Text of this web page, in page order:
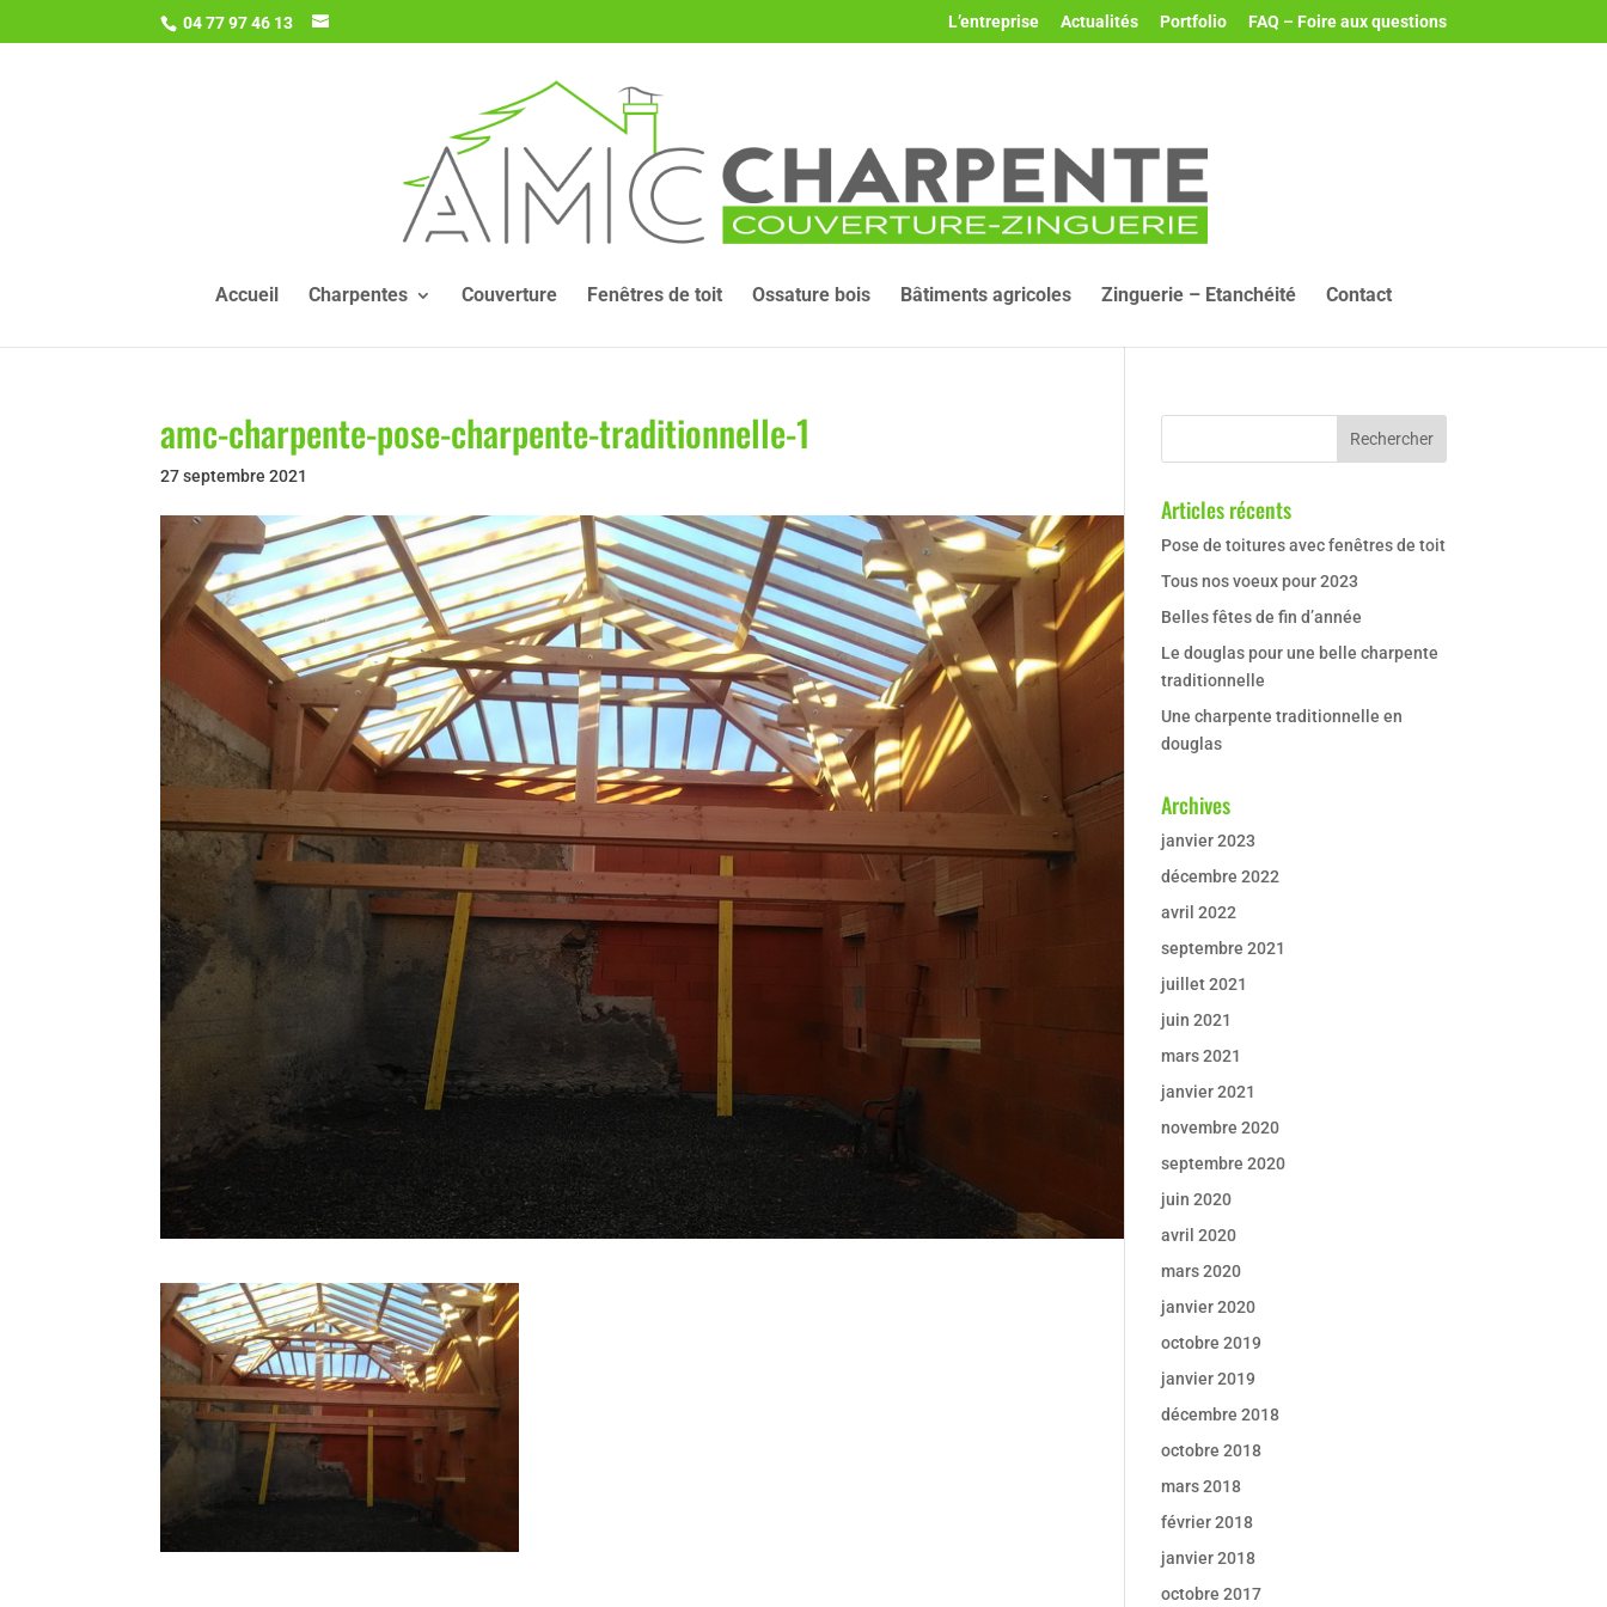
04 77 97 46 13 L’entreprise Actualités Portfolio FAQ – Foire aux questions
Accueil Charpentes Couverture Fenêtres de toit Ossature bois Bâtiments agricoles Zinguerie – Etanchéité Contact
amc-charpente-pose-charpente-traditionnelle-1
27 septembre 2021
Articles récents
Pose de toitures avec fenêtres de toit
Tous nos voeux pour 2023
Belles fêtes de fin d’année
Le douglas pour une belle charpente
traditionnelle
Une charpente traditionnelle en
douglas
Archives
janvier 2023
décembre 2022
avril 2022
septembre 2021
juillet 2021
juin 2021
mars 2021
janvier 2021
novembre 2020
septembre 2020
juin 2020
avril 2020
mars 2020
janvier 2020
octobre 2019
janvier 2019
décembre 2018
octobre 2018
mars 2018
février 2018
janvier 2018
octobre 2017